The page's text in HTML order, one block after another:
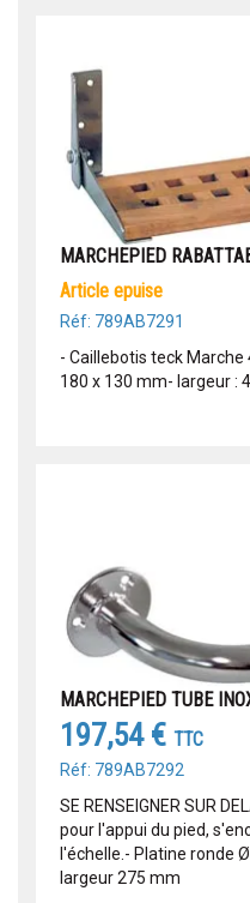
MARCHEPIED
article epuise
Réf: 789AB7291
- Caillebotis teck
180 x 130 mm- largeur :
MARCHEPIED TUBE
197,54 € TTC
Réf: 789AB7292
SE RENSEIGNER SUR
pour l'appui du pied,
l'échelle.- Platine ronde
largeur 275 mm